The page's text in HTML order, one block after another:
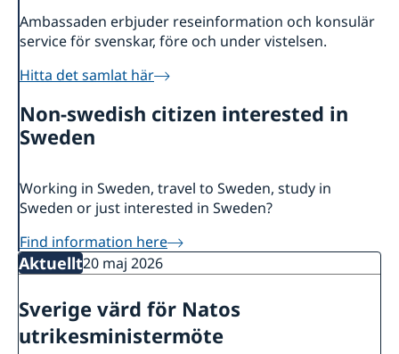
Dataskyddspolicy för utlandsmyndigheterna
Vi är en resurs för svenska företag
Team Sweden
Anmäl handelshinder
Nyheter
Ambassaden erbjuder reseinformation och konsulär
service för svenskar, före och under vistelsen.
Hitta det samlat här
Non-swedish citizen interested in
Sweden
Working in Sweden, travel to Sweden, study in
Sweden or just interested in Sweden?
Find information here
Aktuellt20 maj 2026
Sverige värd för Natos
utrikesministermöte